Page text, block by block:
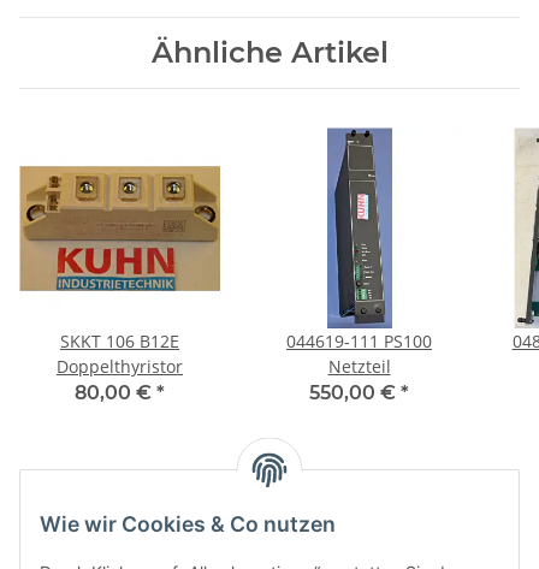
Wie wir Cookies & Co nutzen
Ähnliche Artikel
SKKT 106 B12E
Doppelthyristor
80,00 € *
044619-111 PS100
Netzteil
550,00 € *
Kategorien